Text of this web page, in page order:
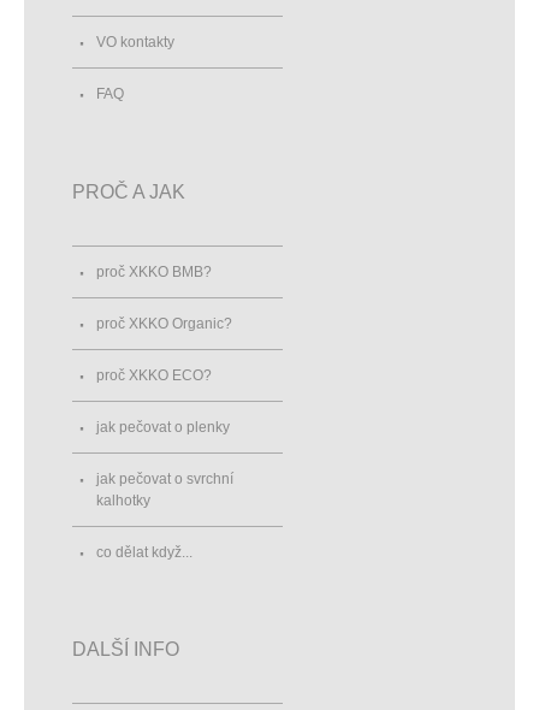
VO kontakty
FAQ
PROČ A JAK
proč XKKO BMB?
proč XKKO Organic?
proč XKKO ECO?
jak pečovat o plenky
jak pečovat o svrchní
kalhotky
co dělat když...
DALŠÍ INFO